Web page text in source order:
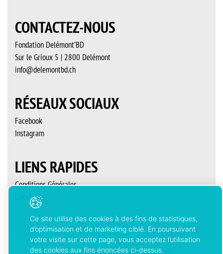
CONTACTEZ-NOUS
Fondation Delémont’BD
Sur le Grioux 5 | 2800 Delémont
info@delemontbd.ch
RÉSEAUX SOCIAUX
Facebook
Instagram
LIENS RAPIDES
Conditions Générales
Contact
Copyright © 2026 Delémont’BD. Tous droits réservés
Ce site utilise des cookies à des fins de statistiques,
d’optimisation et de marketing ciblé. En poursuivant
votre visite sur cette page, vous acceptez l’utilisation
des cookies aux fins énoncées ci-dessus.